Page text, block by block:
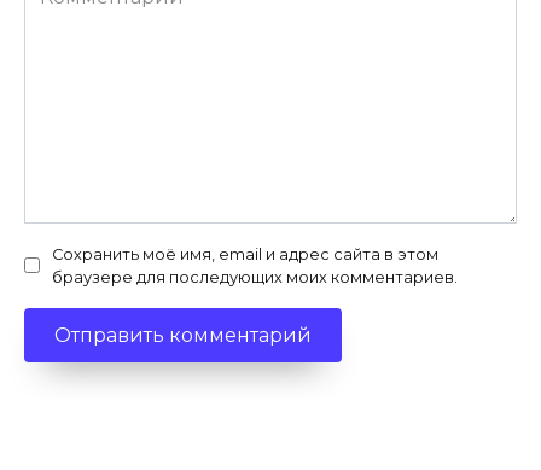
Сохранить моё имя, email и адрес сайта в этом
браузере для последующих моих комментариев.